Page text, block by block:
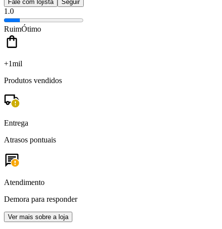
Fale com lojista Seguir
1.0
RuimÓtimo
+1mil
Produtos vendidos
Entrega
Atrasos pontuais
Atendimento
Demora para responder
Ver mais sobre a loja